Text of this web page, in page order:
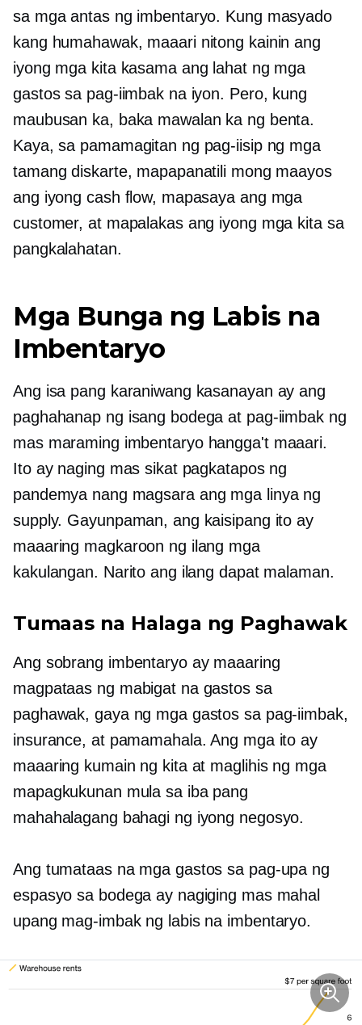
sa mga antas ng imbentaryo. Kung masyado
kang humahawak, maaari nitong kainin ang
iyong mga kita kasama ang lahat ng mga
gastos sa pag-iimbak na iyon. Pero, kung
maubusan ka, baka mawalan ka ng benta.
Kaya, sa pamamagitan ng pag-iisip ng mga
tamang diskarte, mapapanatili mong maayos
ang iyong cash flow, mapasaya ang mga
customer, at mapalakas ang iyong mga kita sa
pangkalahatan.
Mga Bunga ng Labis na
Imbentaryo
Ang isa pang karaniwang kasanayan ay ang
paghahanap ng isang bodega at pag-iimbak ng
mas maraming imbentaryo hangga't maaari.
Ito ay naging mas sikat pagkatapos ng
pandemya nang magsara ang mga linya ng
supply. Gayunpaman, ang kaisipang ito ay
maaaring magkaroon ng ilang mga
kakulangan. Narito ang ilang dapat malaman.
Tumaas na Halaga ng Paghawak
Ang sobrang imbentaryo ay maaaring
magpataas ng mabigat na gastos sa
paghawak, gaya ng mga gastos sa pag-iimbak,
insurance, at pamamahala. Ang mga ito ay
maaaring kumain ng kita at maglihis ng mga
mapagkukunan mula sa iba pang
mahahalagang bahagi ng iyong negosyo.
Ang tumataas na mga gastos sa pag-upa ng
espasyo sa bodega ay nagiging mas mahal
upang mag-imbak ng labis na imbentaryo.